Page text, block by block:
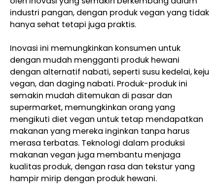
industri pangan, dengan produk vegan yang tidak
hanya sehat tetapi juga praktis.
Inovasi ini memungkinkan konsumen untuk
dengan mudah mengganti produk hewani
dengan alternatif nabati, seperti susu kedelai, keju
vegan, dan daging nabati. Produk-produk ini
semakin mudah ditemukan di pasar dan
supermarket, memungkinkan orang yang
mengikuti diet vegan untuk tetap mendapatkan
makanan yang mereka inginkan tanpa harus
merasa terbatas. Teknologi dalam produksi
makanan vegan juga membantu menjaga
kualitas produk, dengan rasa dan tekstur yang
hampir mirip dengan produk hewani.